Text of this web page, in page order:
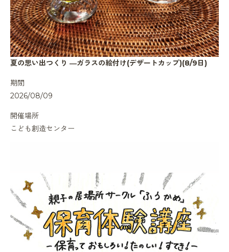
夏の思い出つくり ―ガラスの絵付け(デザートカップ)(8/9日)
期間
2026/08/09
開催場所
こども創造センター